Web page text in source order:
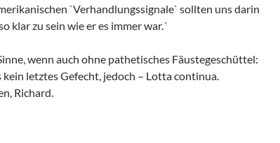
`Verhandlungssignale` sollten uns darin
klar zu sein wie er es immer war.´
wenn auch ohne pathetisches Fäustegeschüttel:
kein letztes Gefecht, jedoch – Lotta continua.
Richard.